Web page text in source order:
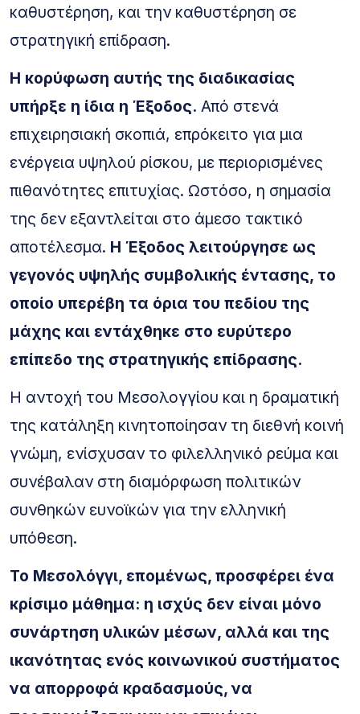
καθυστέρηση, και την καθυστέρηση σε
στρατηγική επίδραση.
Η κορύφωση αυτής της διαδικασίας
υπήρξε η ίδια η Έξοδος. Από στενά
επιχειρησιακή σκοπιά, επρόκειτο για μια
ενέργεια υψηλού ρίσκου, με περιορισμένες
πιθανότητες επιτυχίας. Ωστόσο, η σημασία
της δεν εξαντλείται στο άμεσο τακτικό
αποτέλεσμα. Η Έξοδος λειτούργησε ως
γεγονός υψηλής συμβολικής έντασης, το
οποίο υπερέβη τα όρια του πεδίου της
μάχης και εντάχθηκε στο ευρύτερο
επίπεδο της στρατηγικής επίδρασης.
Η αντοχή του Μεσολογγίου και η δραματική
της κατάληξη κινητοποίησαν τη διεθνή κοινή
γνώμη, ενίσχυσαν το φιλελληνικό ρεύμα και
συνέβαλαν στη διαμόρφωση πολιτικών
συνθηκών ευνοϊκών για την ελληνική
υπόθεση.
Το Μεσολόγγι, επομένως, προσφέρει ένα
κρίσιμο μάθημα: η ισχύς δεν είναι μόνο
συνάρτηση υλικών μέσων, αλλά και της
ικανότητας ενός κοινωνικού συστήματος
να απορροφά κραδασμούς, να